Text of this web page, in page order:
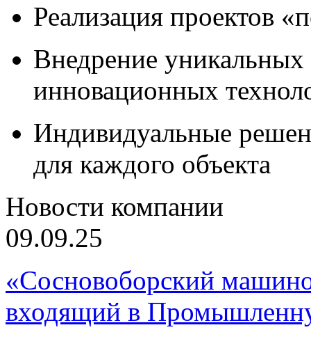
Реализация проектов
Внедрение уникальных
инновационных
Индивидуальные
для каждого объекта
Новости компании
09.09.25
«Сосновоборский
входящий в